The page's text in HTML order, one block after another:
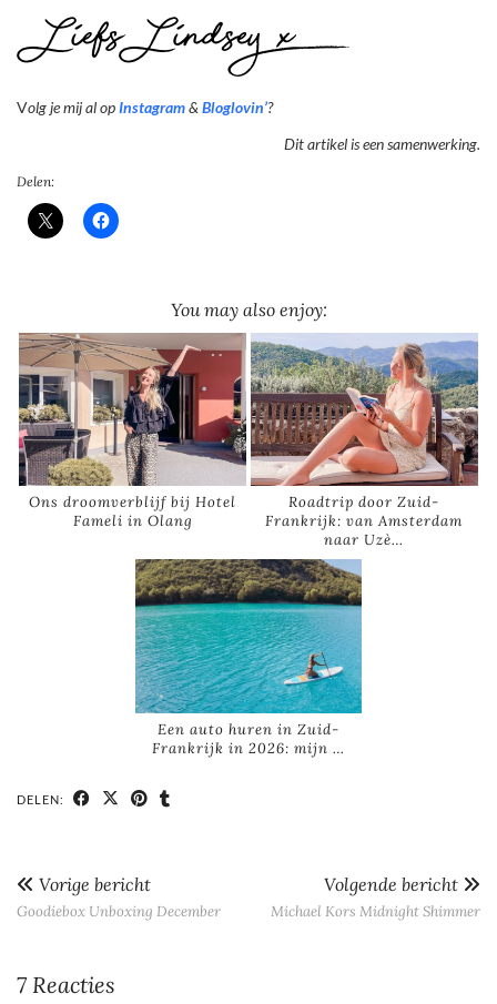
Volg je mij al opInstagram& Bloglovin’?
Dit artikel is een samenwerking.
Delen:
You may also enjoy:
Ons droomverblijf bij Hotel
Fameli in Olang
Roadtrip door Zuid-
Frankrijk: van Amsterdam
naar Uzè…
Een auto huren in Zuid-
Frankrijk in 2026: mijn …
DELEN:
Vorige bericht
Goodiebox Unboxing December
Volgende bericht
Michael Kors Midnight Shimmer
7 Reacties